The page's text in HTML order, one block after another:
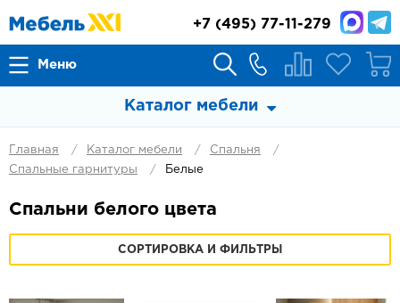
Меню
+7 (495) 77-11-279
Каталог мебели
Главная Каталог мебели
Спальня
Спальные гарнитуры
Белые
Спальни белого цвета
СОРТИРОВКА И ФИЛЬТРЫ